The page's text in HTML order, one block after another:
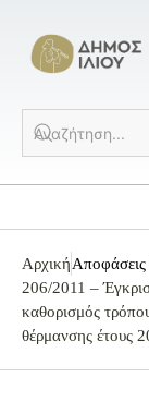
ΑρχικήΑποφάσεις
206/2011 –
καθορισμός
θέρμανσης έτους